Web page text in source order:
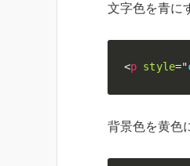
文字色を青に
<p style="
背景色を黄色